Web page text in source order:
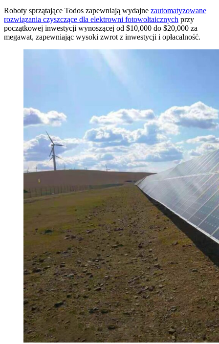
Roboty sprzątające Todos zapewniają wydajne zautomatyzowane
rozwiązania czyszczące dla elektrowni fotowoltaicznych przy
początkowej inwestycji wynoszącej od $10,000 do $20,000 za
megawat, zapewniając wysoki zwrot z inwestycji i opłacalność.